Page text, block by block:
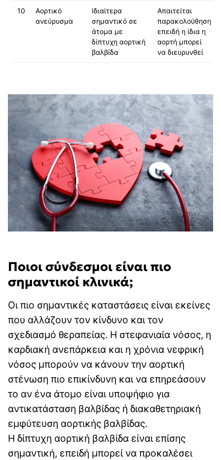
10
Αορτικό
ανεύρυσμα
Ιδιαίτερα
σημαντικό σε
άτομα με
δίπτυχη αορτική
βαλβίδα
Απαιτείται
παρακολούθηση
επειδή η ίδια η
αορτή μπορεί
να διευρυνθεί
Ποιοι σύνδεσμοι είναι πιο
σημαντικοί κλινικά;
Οι πιο σημαντικές καταστάσεις είναι εκείνες
που αλλάζουν τον κίνδυνο και τον
σχεδιασμό θεραπείας. Η στεφανιαία νόσος, η
καρδιακή ανεπάρκεια και η χρόνια νεφρική
νόσος μπορούν να κάνουν την αορτική
στένωση πιο επικίνδυνη και να επηρεάσουν
το αν ένα άτομο είναι υποψήφιο για
αντικατάσταση βαλβίδας ή διακαθετηριακή
εμφύτευση αορτικής βαλβίδας.
Η δίπτυχη αορτική βαλβίδα είναι επίσης
σημαντική, επειδή μπορεί να προκαλέσει